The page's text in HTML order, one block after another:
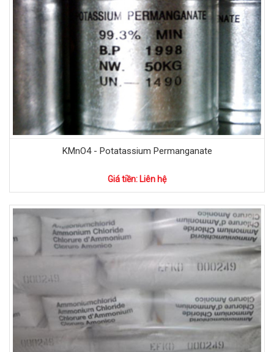
KMnO4 - Potatassium Permanganate
Giá tiền: Liên hệ